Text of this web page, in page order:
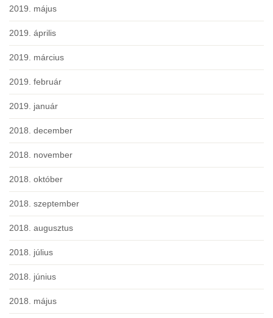
2019. május
2019. április
2019. március
2019. február
2019. január
2018. december
2018. november
2018. október
2018. szeptember
2018. augusztus
2018. július
2018. június
2018. május